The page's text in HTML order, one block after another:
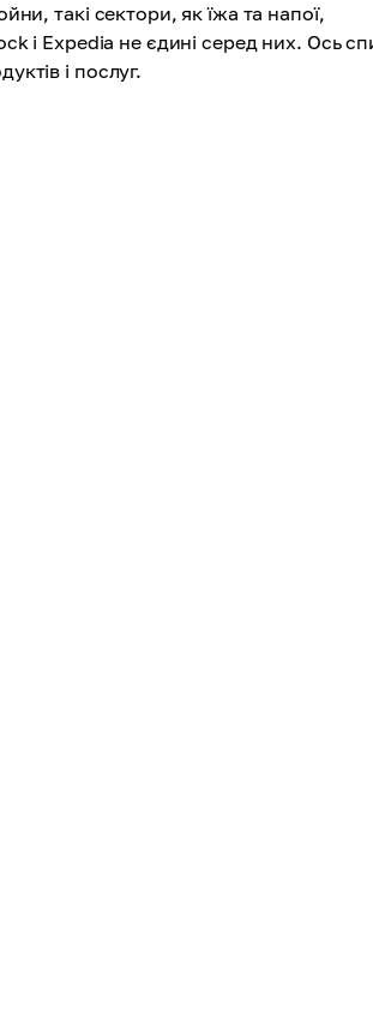
такі сектори, як їжа та напої,
і Expedia не єдині серед них. Ось
і послуг.